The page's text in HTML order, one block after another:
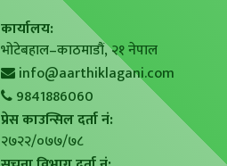
कार्यालय:
भोटेबहाल–काठमाडौं, २१ नेपाल
info@aarthiklagani.com
9841886060
प्रेस काउन्सिल दर्ता नं:
२७२२/०७७/७८